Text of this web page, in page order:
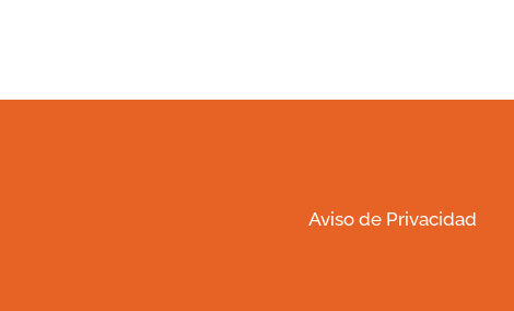
Aviso de Privacidad